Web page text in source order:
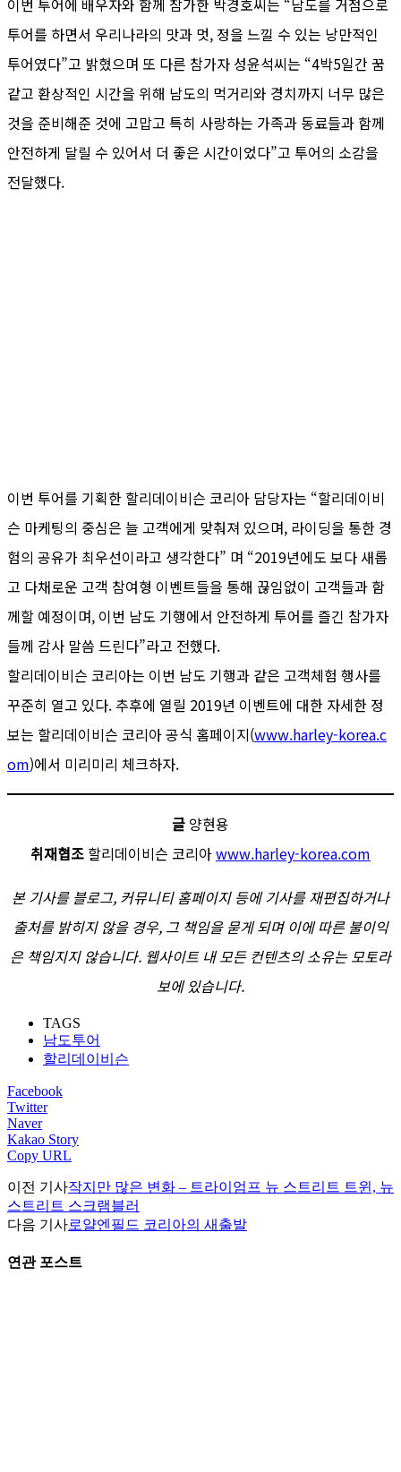
이번 투어에 배우자와 함께 참가한 박경호씨는 “남도를 거점으로
투어를 하면서 우리나라의 맛과 멋, 정을 느낄 수 있는 낭만적인
투어였다”고 밝혔으며 또 다른 참가자 성윤석씨는 “4박5일간 꿈
같고 환상적인 시간을 위해 남도의 먹거리와 경치까지 너무 많은
것을 준비해준 것에 고맙고 특히 사랑하는 가족과 동료들과 함께
안전하게 달릴 수 있어서 더 좋은 시간이었다”고 투어의 소감을
전달했다.
이번 투어를 기획한 할리데이비슨 코리아 담당자는 “할리데이비
슨 마케팅의 중심은 늘 고객에게 맞춰져 있으며, 라이딩을 통한 경
험의 공유가 최우선이라고 생각한다” 며 “2019년에도 보다 새롭
고 다채로운 고객 참여형 이벤트들을 통해 끊임없이 고객들과 함
께할 예정이며, 이번 남도 기행에서 안전하게 투어를 즐긴 참가자
들께 감사 말씀 드린다”라고 전했다.
할리데이비슨 코리아는 이번 남도 기행과 같은 고객체험 행사를
꾸준히 열고 있다. 추후에 열릴 2019년 이벤트에 대한 자세한 정
보는 할리데이비슨 코리아 공식 홈페이지(www.harley-korea.c
om)에서 미리미리 체크하자.
글 양현용
취재협조 할리데이비슨 코리아www.harley-korea.com
본 기사를 블로그, 커뮤니티 홈페이지 등에 기사를 재편집하거나
출처를 밝히지 않을 경우, 그 책임을 묻게 되며 이에 따른 불이익
은 책임지지 않습니다. 웹사이트 내 모든 컨텐츠의 소유는 모토라
보에 있습니다.
TAGS
남도투어
할리데이비슨
Facebook
Twitter
Naver
Kakao Story
Copy URL
이전 기사작지만 많은 변화 – 트라이엄프 뉴 스트리트 트윈, 뉴
스트리트 스크램블러
다음 기사로얄엔필드 코리아의 새출발
연관 포스트